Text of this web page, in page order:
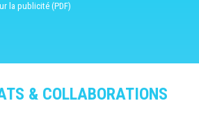
la publicité (PDF)
& COLLABORATIONS